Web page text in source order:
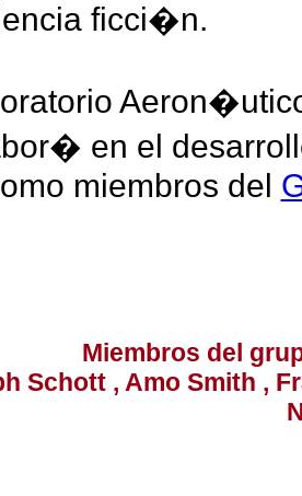
ficci�n.
​​en el
miembros del
Miembros del
Schott , Amo Smith ,